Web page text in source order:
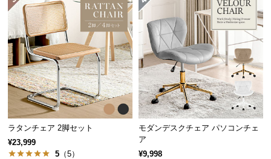
い
て
小
型
商
品
の
配
送
に
ラタンチェア 2脚セット
¥23,999
5 （5）
モダンデスクチェア パソコンチェ
ア
¥9,998